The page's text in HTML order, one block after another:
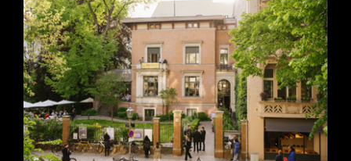
Fontane Bibliographie online
2006 erschien in 3 Bänden die von Wolfgang Rasch
erarbeitete Fontane Bibliographie. Die aktualisierte und
erweiterte Bibliographie steht seit 2019 als Online-
Datenbank zur Verfügung.
->
www.fontanearchiv.de/bestaende-
sammlungen/digitale-sammlungen-kataloge/fontane-
bibliographie
Fontane Blätter retrodigital